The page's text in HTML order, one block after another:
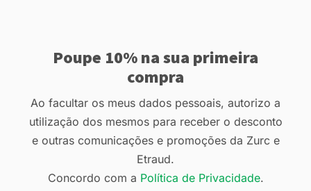
Poupe 10% na sua primeira
compra
Ao facultar os meus dados pessoais, autorizo a
utilização dos mesmos para receber o desconto
e outras comunicações e promoções da Zurc e
Etraud.
Concordo com a Política de Privacidade.